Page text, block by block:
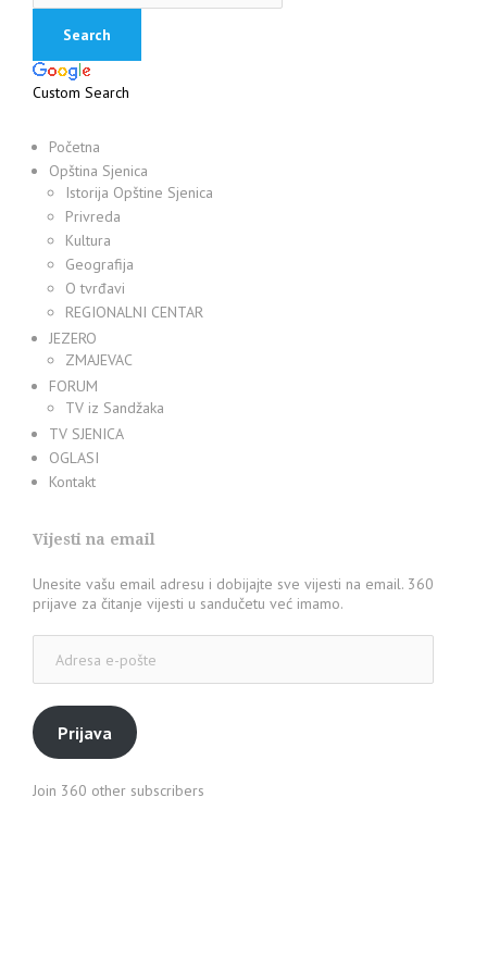
Custom Search
Početna
Opština Sjenica
Istorija Opštine Sjenica
Privreda
Kultura
Geografija
O tvrđavi
REGIONALNI CENTAR
JEZERO
ZMAJEVAC
FORUM
TV iz Sandžaka
TV SJENICA
OGLASI
Kontakt
Vijesti na email
Unesite vašu email adresu i dobijajte sve vijesti na email. 360
prijave za čitanje vijesti u sandučetu već imamo.
pošte
Prijava
Join 360 other subscribers